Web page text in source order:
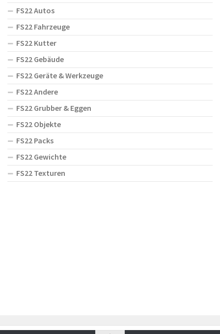
FS22 Autos
FS22 Fahrzeuge
FS22 Kutter
FS22 Gebäude
FS22 Geräte & Werkzeuge
FS22 Andere
FS22 Grubber & Eggen
FS22 Objekte
FS22 Packs
FS22 Gewichte
FS22 Texturen